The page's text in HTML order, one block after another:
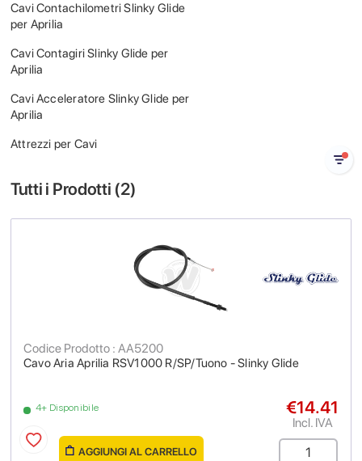
Cavi Contachilometri Slinky Glide
per Aprilia
Cavi Contagiri Slinky Glide per
Aprilia
Cavi Acceleratore Slinky Glide per
Aprilia
Attrezzi per Cavi
Tutti i Prodotti (2)
Cavo Aria Aprilia RSV1000 R/SP/Tuono - Slinky Glide
Codice Prodotto : AA5200
4+ Disponibile €14.41
Incl. IVA
AGGIUNGI AL CARRELLO